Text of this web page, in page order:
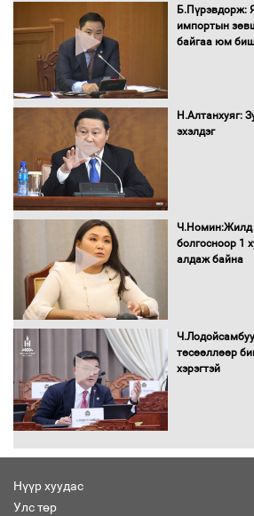
орчныг
баримт
Б.Пүрэвдорж:
импортын
байгаа юм
Н.Алтанхуяг:
эхэлдэг
Ч.Номин:Жилд
болгосноор 1
алдаж байна
төсөөллөөр
хэрэгтэй
Нүүр хуудас
Улс төр